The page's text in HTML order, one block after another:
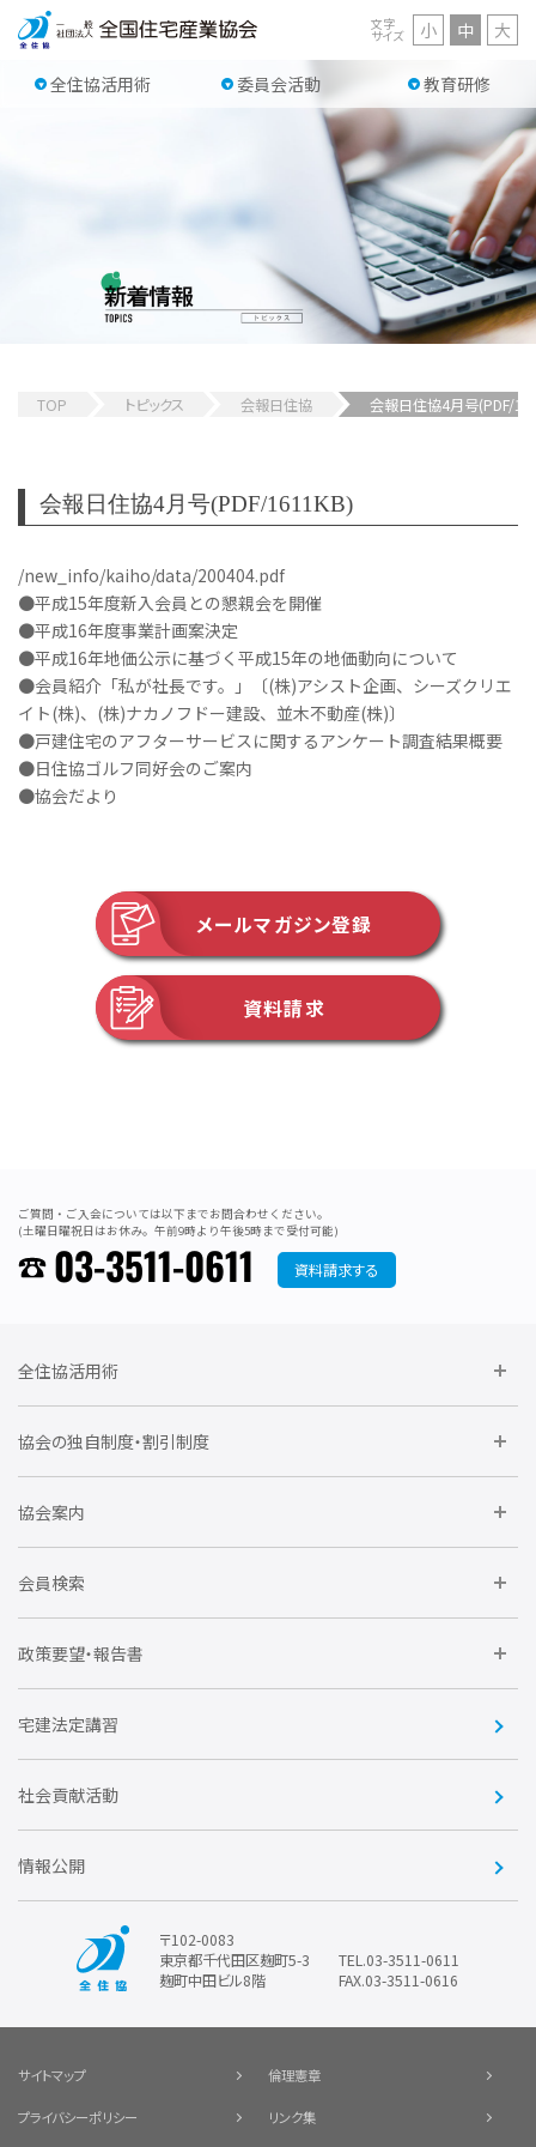
全住協活用術 委員会活動 教育研修
文字
サイズ 小 中 大
TOP トピックス 会報日住協 会報日住協4月号(PDF/
会報日住協4月号(PDF/1611KB)
/new_info/kaiho/data/200404.pdf
●平成15年度新入会員との懇親会を開催
●平成16年度事業計画案決定
●平成16年地価公示に基づく平成15年の地価動向について
●会員紹介「私が社長です。」〔(株)アシスト企画、シーズクリエ
イト(株)、(株)ナカノフドー建設、並木不動産(株)〕
●戸建住宅のアフターサービスに関するアンケート調査結果概要
●日住協ゴルフ同好会のご案内
●協会だより
メールマガジン登録
資料請求
ご質問・ご入会については以下までお問合わせください。
(土曜日曜祝日はお休み。午前9時より午後5時まで受付可能)
03-3511-0611 資料請求する
全住協活用術
委員会に参加しよう
要望活動に参加しよう
協会の独自制度・割引制度
住宅瑕疵担保責任保険割引制度
全住協NET
不動産後見アドバイザー資格講習
会
全住協ビジネスショップ
協会案内
運営組織
トライアル会員制度
会員検索
企業会員
賛助会員
政策要望・報告書
住宅・土地税制改正要望
優良事業表彰
宅建法定講習
社会貢献活動
情報公開
〒102-0083
東京都千代田区麹町5-3
麹町中田ビル8階
TEL.03-3511-0611
FAX.03-3511-0616
サイトマップ 倫理憲章
プライバシーポリシー リンク集